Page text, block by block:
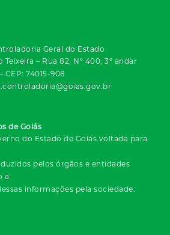
Geral do Estado
– Rua 82, Nº 400, 3º andar
CEP: 74015-908
de Goiás
do Estado de Goiás voltada para
pelos órgãos e entidades
a
informações pela sociedade.